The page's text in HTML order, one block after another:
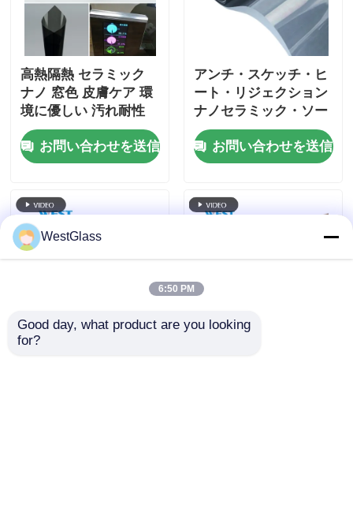
高熱隔熱 セラミック
ナノ 窓色 皮膚ケア 環
境に優しい 汚れ耐性
お問い合わせを送信
アンチ・スケッチ・ヒ
ート・リジェクション
ナノセラミック・ソー
ラー・フィルム UV・
プルーフ スリーク・フ
ィニッシュ
お問い合わせを送信
WestGlass
6:50 PM
Good day, what product are you looking
for?